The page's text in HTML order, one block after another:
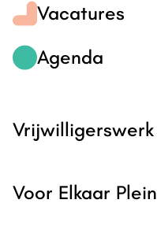
Vacatures
Agenda
Vrijwilligerswerk
Voor Elkaar Plein